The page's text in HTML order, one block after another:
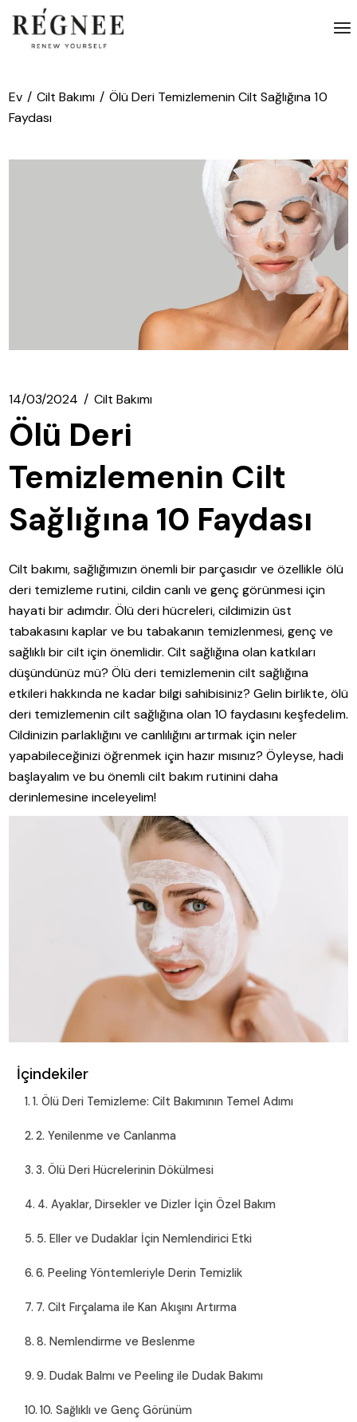
atla
Ev Cilt Bakımı
Ölü Deri Temizlemenin Cilt Sağlığına 10
Faydası
14/03/2024 Cilt Bakımı
Ölü Deri
Temizlemenin Cilt
Sağlığına 10 Faydası
Cilt bakımı, sağlığımızın önemli bir parçasıdır ve özellikle ölü
deri temizleme rutini, cildin canlı ve genç görünmesi için
hayati bir adımdır. Ölü deri hücreleri, cildimizin üst
tabakasını kaplar ve bu tabakanın temizlenmesi, genç ve
sağlıklı bir cilt için önemlidir. Cilt sağlığına olan katkıları
düşündünüz mü? Ölü deri temizlemenin cilt sağlığına
etkileri hakkında ne kadar bilgi sahibisiniz? Gelin birlikte, ölü
deri temizlemenin cilt sağlığına olan 10 faydasını keşfedelim.
Cildinizin parlaklığını ve canlılığını artırmak için neler
yapabileceğinizi öğrenmek için hazır mısınız? Öyleyse, hadi
başlayalım ve bu önemli cilt bakım rutinini daha
derinlemesine inceleyelim!
İçindekiler
1. Ölü Deri Temizleme: Cilt Bakımının Temel Adımı
2. Yenilenme ve Canlanma
3. Ölü Deri Hücrelerinin Dökülmesi
4. Ayaklar, Dirsekler ve Dizler İçin Özel Bakım
5. Eller ve Dudaklar İçin Nemlendirici Etki
6. Peeling Yöntemleriyle Derin Temizlik
7. Cilt Fırçalama ile Kan Akışını Artırma
8. Nemlendirme ve Beslenme
9. Dudak Balmı ve Peeling ile Dudak Bakımı
10. Sağlıklı ve Genç Görünüm